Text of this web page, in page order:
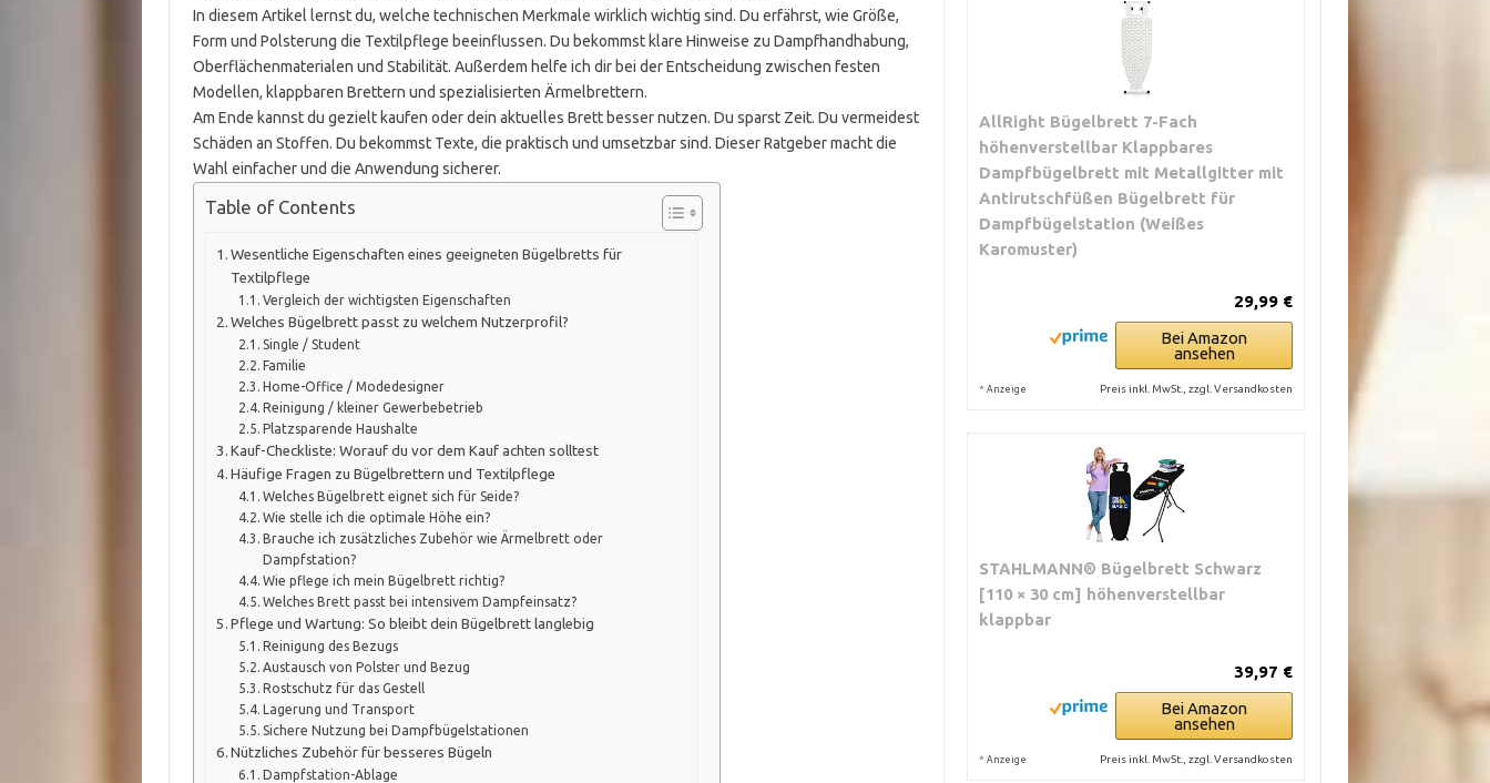
In diesem Artikel lernst du, welche technischen Merkmale wirklich wichtig sind. Du erfährst, wie Größe,
Form und Polsterung die Textilpflege beeinflussen. Du bekommst klare Hinweise zu Dampfhandhabung,
Oberflächenmaterialen und Stabilität. Außerdem helfe ich dir bei der Entscheidung zwischen festen
Modellen, klappbaren Brettern und spezialisierten Ärmelbrettern.
Am Ende kannst du gezielt kaufen oder dein aktuelles Brett besser nutzen. Du sparst Zeit. Du vermeidest
Schäden an Stoffen. Du bekommst Texte, die praktisch und umsetzbar sind. Dieser Ratgeber macht die
Wahl einfacher und die Anwendung sicherer.
Table of Contents
Wesentliche Eigenschaften eines geeigneten Bügelbretts für
Textilpflege
Vergleich der wichtigsten Eigenschaften
Welches Bügelbrett passt zu welchem Nutzerprofil?
Single / Student
Familie
Home-Office / Modedesigner
Reinigung / kleiner Gewerbebetrieb
Platzsparende Haushalte
Kauf-Checkliste: Worauf du vor dem Kauf achten solltest
Häufige Fragen zu Bügelbrettern und Textilpflege
Welches Bügelbrett eignet sich für Seide?
Wie stelle ich die optimale Höhe ein?
Brauche ich zusätzliches Zubehör wie Ärmelbrett oder
Dampfstation?
Wie pflege ich mein Bügelbrett richtig?
Welches Brett passt bei intensivem Dampfeinsatz?
Pflege und Wartung: So bleibt dein Bügelbrett langlebig
Reinigung des Bezugs
Austausch von Polster und Bezug
Rostschutz für das Gestell
Lagerung und Transport
Sichere Nutzung bei Dampfbügelstationen
Nützliches Zubehör für besseres Bügeln
Dampfstation-Ablage
AllRight Bügelbrett 7-Fach
höhenverstellbar Klappbares
Dampfbügelbrett mit Metallgitter mit
Antirutschfüßen Bügelbrett für
Dampfbügelstation (Weißes
Karomuster)
29,99 €
Bei Amazon
ansehen
* Anzeige Preis inkl. MwSt., zzgl. Versandkosten
STAHLMANN® Bügelbrett Schwarz
[110 × 30 cm] höhenverstellbar
klappbar
39,97 €
Bei Amazon
ansehen
* Anzeige Preis inkl. MwSt., zzgl. Versandkosten